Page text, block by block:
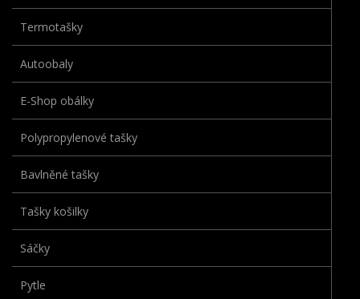
Termotašky
Autoobaly
E-Shop obálky
Polypropylenové tašky
Bavlněné tašky
Tašky košilky
Sáčky
Pytle